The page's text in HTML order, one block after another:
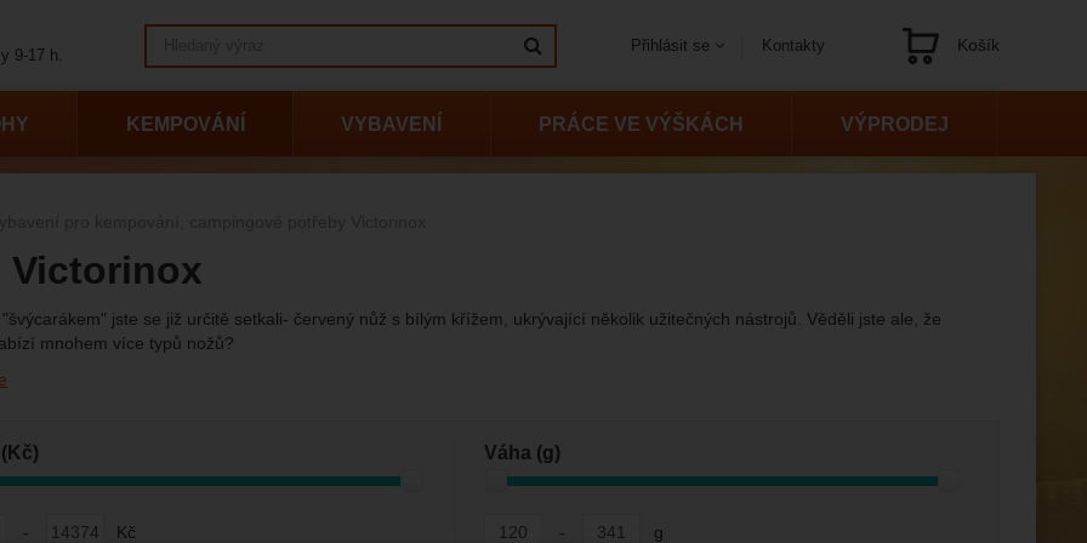
Victorinox
jste se již určitě setkali- červený nůž s bílým křížem, ukrývající několik užitečných nástrojů. Věděli jste ale, že
mnohem více typů nožů?
podle parametrů
- Kč
Váha (g)
- g
KEMPOVÁNÍ VYBAVENÍ PRÁCE VE VÝŠKÁCH VÝPRODEJ
9-17 h.
Kontakty
Přihlásit se Košík